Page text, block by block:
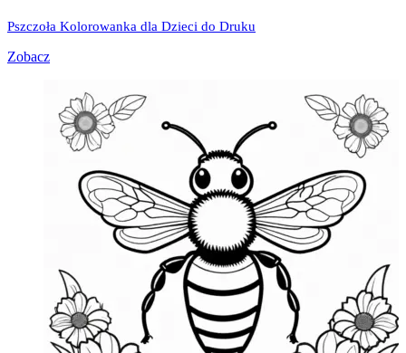
Pszczoła Kolorowanka dla Dzieci do Druku
Zobacz